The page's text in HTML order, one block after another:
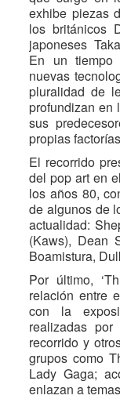
exhibe piezas
los británicos
japoneses
En un
nuevas
pluralidad de
profundizan en
sus
propias
El recorrido
del pop art en
los años 80,
de algunos de
actualidad:
(Kaws), Dean
Boamistura,
Por último,
relación entre
con la
realizadas
recorrido y
grupos como
Lady Gaga;
enlazan a